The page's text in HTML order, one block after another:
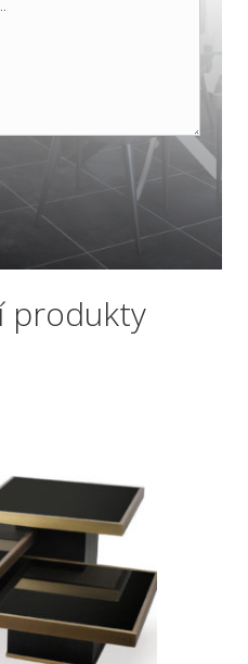
produkty